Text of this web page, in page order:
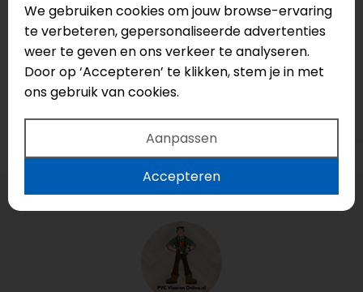
We gebruiken cookies om jouw browse-ervaring
te verbeteren, gepersonaliseerde advertenties
weer te geven en ons verkeer te analyseren.
Door op ‘Accepteren’ te klikken, stem je in met
ons gebruik van cookies.
Aanpassen
Accepteren